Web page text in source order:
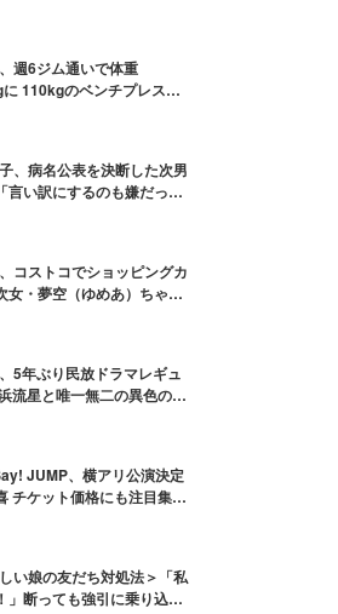
週6ジム通いで体重
110kgのベンチプレス持
と反響
、病名公表を決断した次男
言い訳にするのも嫌だっ
コストコでショッピングカ
女・夢空（ゆめあ）ちゃん
じる」の声
5年ぶり民放ドラマレギュ
流星と唯一無二の異色のバ
JUMP、横アリ公演決定
チケット価格にも注目集ま
い娘の友だち対処法＞「私
」断っても強引に乗り込ん